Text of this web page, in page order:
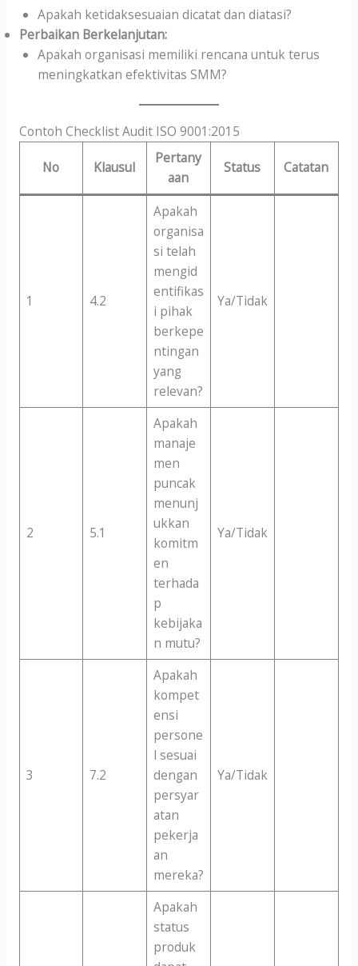
Apakah ketidaksesuaian dicatat dan diatasi?
Perbaikan Berkelanjutan:
Apakah organisasi memiliki rencana untuk terus
meningkatkan efektivitas SMM?
Contoh Checklist Audit ISO 9001:2015
No Klausul
Pertany
aan
Status Catatan
1 4.2
Apakah
organisa
si telah
mengid
entifikas
i pihak
berkepe
ntingan
yang
relevan?
Ya/Tidak
2 5.1
Apakah
manaje
men
puncak
menunj
ukkan
komitm
en
terhada
p
kebijaka
n mutu?
Ya/Tidak
3 7.2
Apakah
kompet
ensi
persone
l sesuai
dengan
persyar
atan
pekerja
an
mereka?
Ya/Tidak
Apakah
status
produk